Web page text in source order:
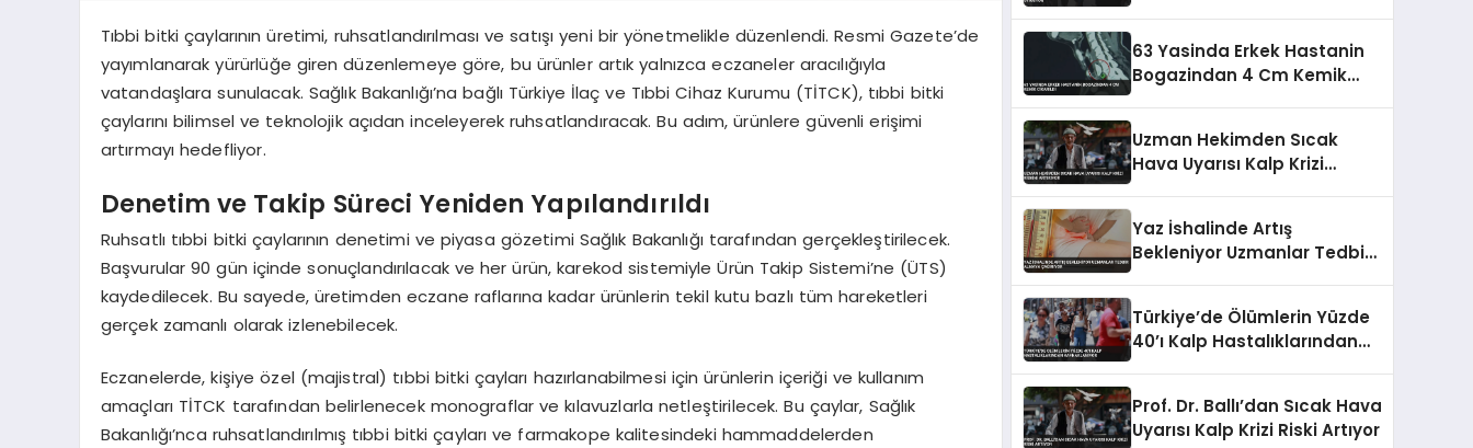
Tıbbi bitki çaylarının üretimi, ruhsatlandırılması ve satışı yeni bir yönetmelikle düzenlendi. Resmi Gazete’de
yayımlanarak yürürlüğe giren düzenlemeye göre, bu ürünler artık yalnızca eczaneler aracılığıyla
vatandaşlara sunulacak. Sağlık Bakanlığı’na bağlı Türkiye İlaç ve Tıbbi Cihaz Kurumu (TİTCK), tıbbi bitki
çaylarını bilimsel ve teknolojik açıdan inceleyerek ruhsatlandıracak. Bu adım, ürünlere güvenli erişimi
artırmayı hedefliyor.
Denetim ve Takip Süreci Yeniden Yapılandırıldı
Ruhsatlı tıbbi bitki çaylarının denetimi ve piyasa gözetimi Sağlık Bakanlığı tarafından gerçekleştirilecek.
Başvurular 90 gün içinde sonuçlandırılacak ve her ürün, karekod sistemiyle Ürün Takip Sistemi’ne (ÜTS)
kaydedilecek. Bu sayede, üretimden eczane raflarına kadar ürünlerin tekil kutu bazlı tüm hareketleri
gerçek zamanlı olarak izlenebilecek.
Eczanelerde, kişiye özel (majistral) tıbbi bitki çayları hazırlanabilmesi için ürünlerin içeriği ve kullanım
amaçları TİTCK tarafından belirlenecek monograflar ve kılavuzlarla netleştirilecek. Bu çaylar, Sağlık
Bakanlığı’nca ruhsatlandırılmış tıbbi bitki çayları ve farmakope kalitesindeki hammaddelerden
63 Yasinda Erkek Hastanin
Bogazindan 4 Cm Kemik
Uzman Hekimden Sıcak
Hava Uyarısı Kalp Krizi
Yaz İshalinde Artış
Bekleniyor Uzmanlar Tedbir
Türkiye’de Ölümlerin Yüzde
40’ı Kalp Hastalıklarından
Prof. Dr. Ballı’dan Sıcak Hava
Uyarısı Kalp Krizi Riski Artıyor